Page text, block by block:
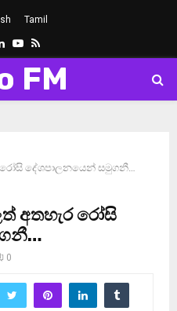
Tamil
LinkedinYoutube
Rss
FM
දේශපාලනයෙන් සමුගනී…
අතහැර රෝසි
0